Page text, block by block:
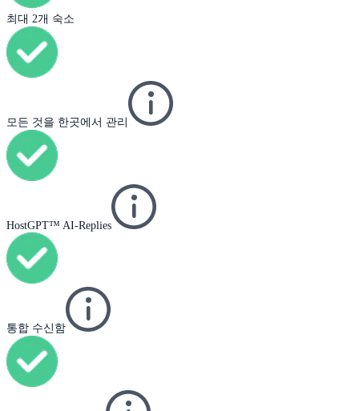
최대 2개 숙소
모든 것을 한곳에서 관리
HostGPT™ AI-Replies
통합 수신함